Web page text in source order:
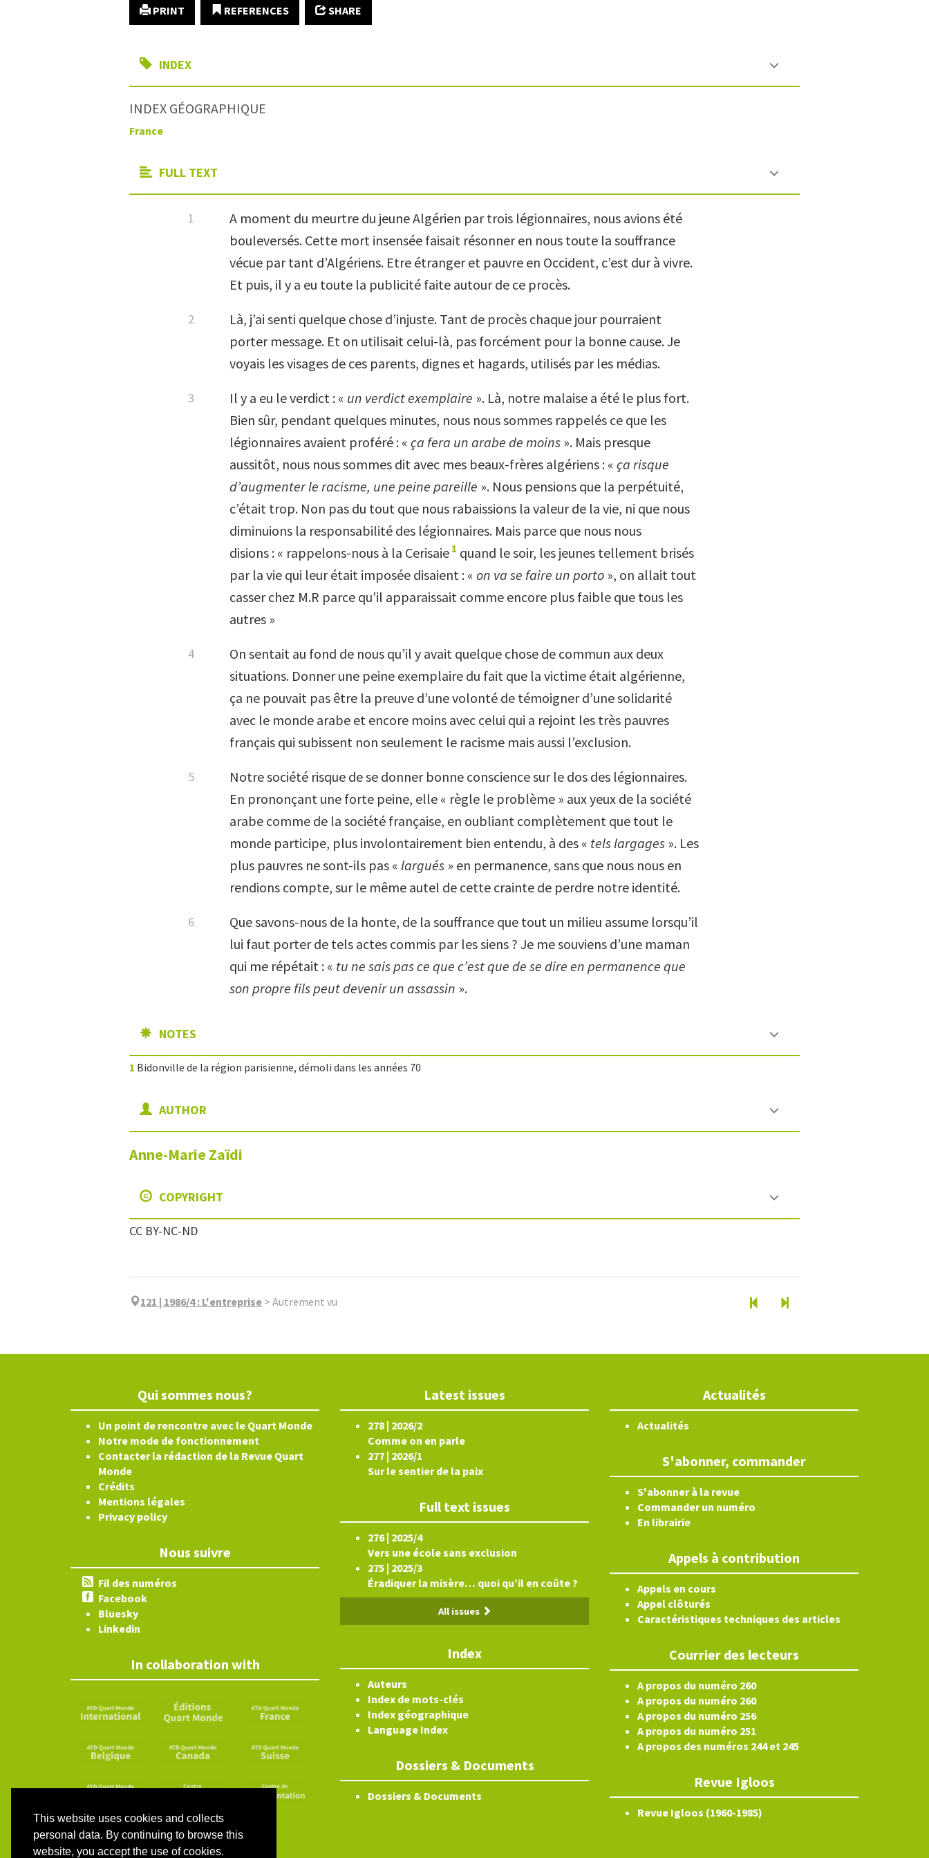
This website uses cookies and collects
personal data. By continuing to browse this
website, you accept the use of cookies.
PRINT REFERENCES SHARE
INDEX
INDEX GÉOGRAPHIQUE
France
FULL TEXT
A moment du meurtre du jeune Algérien par trois légionnaires, nous avions été
bouleversés. Cette mort insensée faisait résonner en nous toute la souffrance
vécue par tant d’Algériens. Etre étranger et pauvre en Occident, c’est dur à vivre.
Et puis, il y a eu toute la publicité faite autour de ce procès.
Là, j’ai senti quelque chose d’injuste. Tant de procès chaque jour pourraient
porter message. Et on utilisait celui-là, pas forcément pour la bonne cause. Je
voyais les visages de ces parents, dignes et hagards, utilisés par les médias.
Il y a eu le verdict : « un verdict exemplaire ». Là, notre malaise a été le plus fort.
Bien sûr, pendant quelques minutes, nous nous sommes rappelés ce que les
légionnaires avaient proféré : « ça fera un arabe de moins ». Mais presque
aussitôt, nous nous sommes dit avec mes beaux-frères algériens : « ça risque
d’augmenter le racisme, une peine pareille ». Nous pensions que la perpétuité,
c’était trop. Non pas du tout que nous rabaissions la valeur de la vie, ni que nous
diminuions la responsabilité des légionnaires. Mais parce que nous nous
disions : « rappelons-nous à la Cerisaie 1 quand le soir, les jeunes tellement brisés
par la vie qui leur était imposée disaient : « on va se faire un porto », on allait tout
casser chez M.R parce qu’il apparaissait comme encore plus faible que tous les
autres »
On sentait au fond de nous qu’il y avait quelque chose de commun aux deux
situations. Donner une peine exemplaire du fait que la victime était algérienne,
ça ne pouvait pas être la preuve d’une volonté de témoigner d’une solidarité
avec le monde arabe et encore moins avec celui qui a rejoint les très pauvres
français qui subissent non seulement le racisme mais aussi l’exclusion.
Notre société risque de se donner bonne conscience sur le dos des légionnaires.
En prononçant une forte peine, elle « règle le problème » aux yeux de la société
arabe comme de la société française, en oubliant complètement que tout le
monde participe, plus involontairement bien entendu, à des « tels largages ». Les
plus pauvres ne sont-ils pas « largués » en permanence, sans que nous nous en
rendions compte, sur le même autel de cette crainte de perdre notre identité.
Que savons-nous de la honte, de la souffrance que tout un milieu assume lorsqu’il
lui faut porter de tels actes commis par les siens ? Je me souviens d’une maman
qui me répétait : « tu ne sais pas ce que c’est que de se dire en permanence que
son propre fils peut devenir un assassin ».
NOTES
1 Bidonville de la région parisienne, démoli dans les années 70
AUTHOR
Anne-MarieZaïdi
COPYRIGHT
CC BY-NC-ND
121 | 1986/4: L'entreprise > Autrement vu
Qui sommes nous?
Un point de rencontre avec le Quart Monde
Notre mode de fonctionnement
Contacter la rédaction de la Revue Quart
Monde
Crédits
Mentions légales
Privacy policy
Nous suivre
Fil des numéros
Facebook
Bluesky
Linkedin
In collaboration with
Latest issues
278 | 2026/2
Comme on en parle
277 | 2026/1
Sur le sentier de la paix
Full text issues
276 | 2025/4
Vers une école sans exclusion
275 | 2025/3
Éradiquer la misère… quoi qu’il en coûte ?
All issues
Index
Auteurs
Index de mots-clés
Index géographique
Language Index
Dossiers & Documents
Dossiers & Documents
Actualités
Actualités
S'abonner, commander
S'abonner à la revue
Commander un numéro
En librairie
Appels à contribution
Appels en cours
Appel clôturés
Caractéristiques techniques des articles
Courrier des lecteurs
A propos du numéro 260
A propos du numéro 260
A propos du numéro 256
A propos du numéro 251
A propos des numéros 244 et 245
Revue Igloos
Revue Igloos (1960-1985)